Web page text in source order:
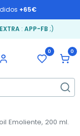
+65€
: APP-FB ;)
0 0
Emoliente, 200 ml.